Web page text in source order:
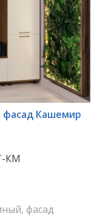
фасад Кашемир
КМ
фасад